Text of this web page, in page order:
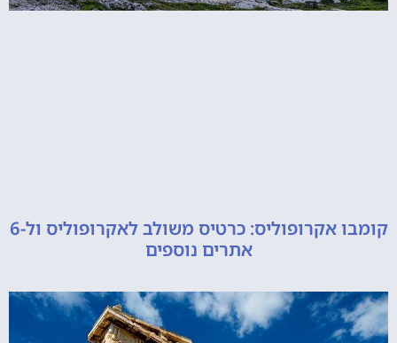
קומבו אקרופוליס: כרטיס משולב לאקרופוליס ול-6
אתרים נוספים